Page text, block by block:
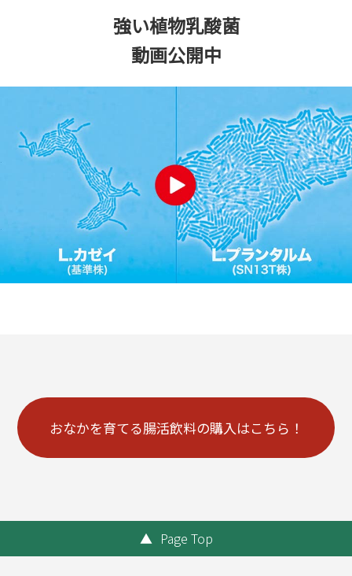
強い植物乳酸菌
動画公開中
おなかを育てる腸活飲料の購入はこちら！
▲ Page Top